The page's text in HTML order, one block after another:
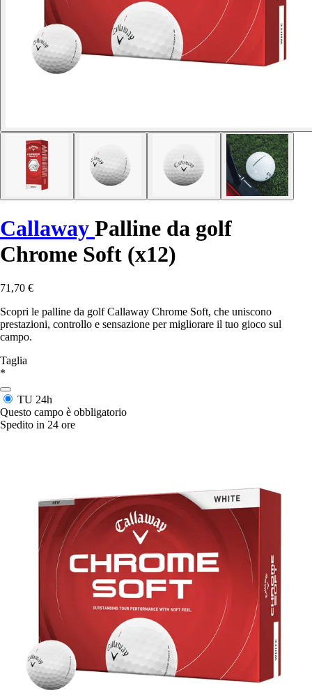
Callaway Palline da golf
Chrome Soft (x12)
71,70 €
Scopri le palline da golf Callaway Chrome Soft, che uniscono
prestazioni, controllo e sensazione per migliorare il tuo gioco sul
campo.
Taglia
*
TU 24h
Questo campo è obbligatorio
Spedito in 24 ore